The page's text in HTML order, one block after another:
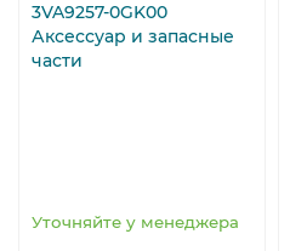
3VA9257-0GK00
Аксессуар и запасные
части
Уточняйте у менеджера